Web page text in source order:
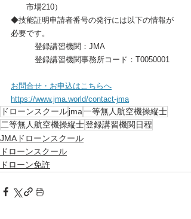
市場210）
◆技能証明申請者番号の発行には以下の情報が
必要です。
登録講習機関：JMA
登録講習機関事務所コード：T0050001
お問合せ・お申込はこちらへ
https://www.jma.world/contact-jma
ドローンスクールjma一等無人航空機操縦士
二等無人航空機操縦士登録講習機関日程
JMAドローンスクール
ドローンスクール
ドローン免許